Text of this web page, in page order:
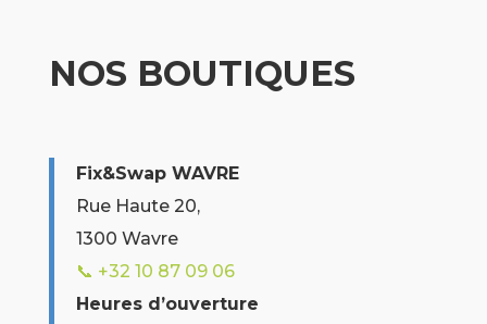
NOS BOUTIQUES
Fix&Swap WAVRE
Rue Haute 20,
1300 Wavre
📞 +32 10 87 09 06
Heures d’ouverture